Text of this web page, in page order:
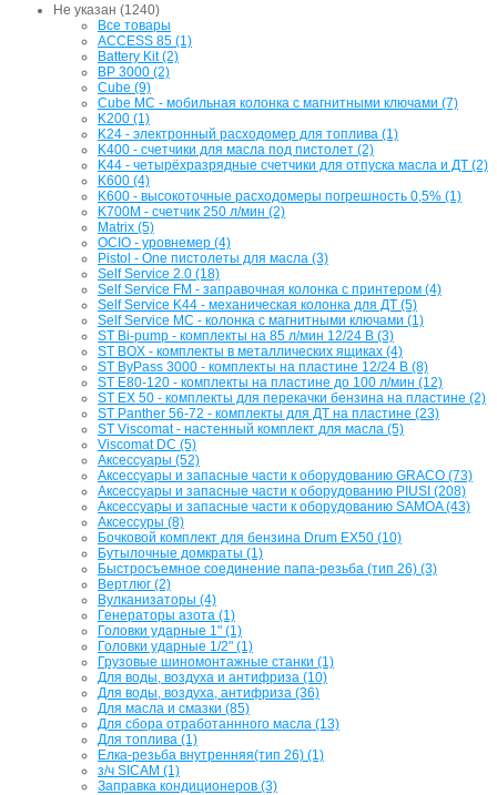
Не указан (1240)
Все товары
ACCESS 85 (1)
Battery Kit (2)
BP 3000 (2)
Cube (9)
Cube MC - мобильная колонка с магнитными ключами (7)
K200 (1)
K24 - электронный расходомер для топлива (1)
K400 - счетчики для масла под пистолет (2)
K44 - четырёхразрядные счетчики для отпуска масла и ДТ (2)
K600 (4)
K600 - высокоточные расходомеры погрешность 0,5% (1)
K700M - счетчик 250 л/мин (2)
Matrix (5)
OCIO - уровнемер (4)
Pistol - One пистолеты для масла (3)
Self Service 2.0 (18)
Self Service FM - заправочная колонка с принтером (4)
Self Service K44 - механическая колонка для ДТ (5)
Self Service MC - колонка с магнитными ключами (1)
ST Bi-pump - комплекты на 85 л/мин 12/24 В (3)
ST BOX - комплекты в металлических ящиках (4)
ST ByPass 3000 - комплекты на пластине 12/24 В (8)
ST E80-120 - комплекты на пластине до 100 л/мин (12)
ST EX 50 - комплекты для перекачки бензина на пластине (2)
ST Panther 56-72 - комплекты для ДТ на пластине (23)
ST Viscomat - настенный комплект для масла (5)
Viscomat DC (5)
Аксессуары (52)
Аксессуары и запасные части к оборудованию GRACO (73)
Аксессуары и запасные части к оборудованию PIUSI (208)
Аксессуары и запасные части к оборудованию SAMOA (43)
Аксессуры (8)
Бочковой комплект для бензина Drum EX50 (10)
Бутылочные домкраты (1)
Быстросъемное соединение папа-резьба (тип 26) (3)
Вертлюг (2)
Вулканизаторы (4)
Генераторы азота (1)
Головки ударные 1" (1)
Головки ударные 1/2" (1)
Грузовые шиномонтажные станки (1)
Для воды, воздуха и антифриза (10)
Для воды, воздуха, антифриза (36)
Для масла и смазки (85)
Для сбора отработаннного масла (13)
Для топлива (1)
Елка-резьба внутренняя(тип 26) (1)
з/ч SICAM (1)
Заправка кондиционеров (3)